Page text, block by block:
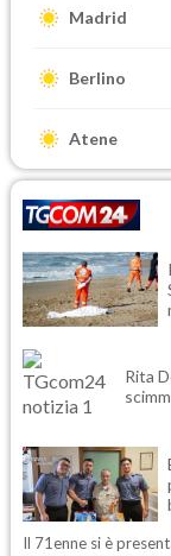
Madrid
Berlino
Atene
Rita
Il 71enne si è